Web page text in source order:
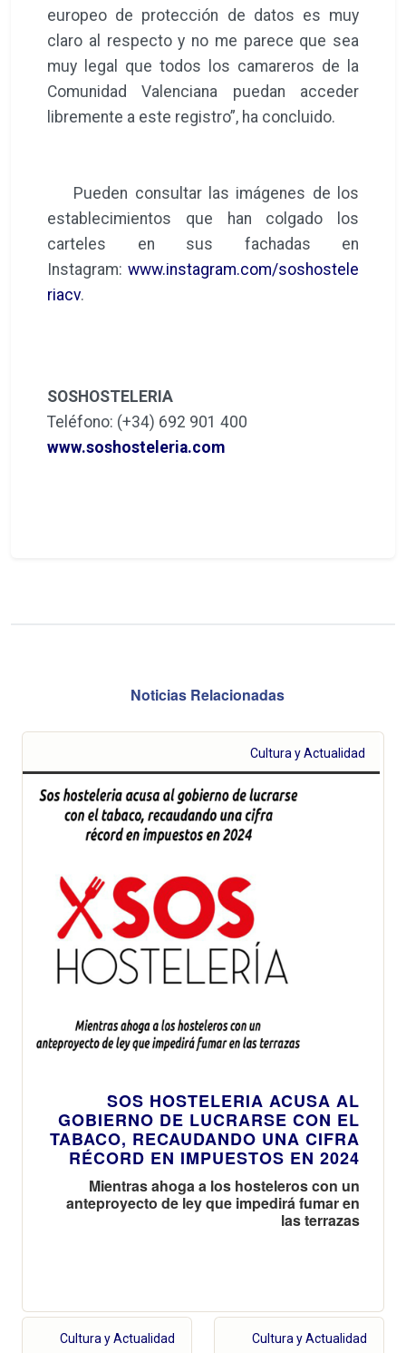
europeo de protección de datos es muy
claro al respecto y no me parece que sea
muy legal que todos los camareros de la
Comunidad Valenciana puedan acceder
libremente a este registro”, ha concluido.
Pueden consultar las imágenes de los
establecimientos que han colgado los
carteles en sus fachadas en
Instagram: www.instagram.com/soshostele
riacv.
SOSHOSTELERIA
Teléfono: (+34) 692 901 400
www.soshosteleria.com
Noticias Relacionadas
Cultura y Actualidad
SOS HOSTELERIA ACUSA AL
GOBIERNO DE LUCRARSE CON EL
TABACO, RECAUDANDO UNA CIFRA
RÉCORD EN IMPUESTOS EN 2024
Mientras ahoga a los hosteleros con un
anteproyecto de ley que impedirá fumar en
las terrazas
Cultura y Actualidad Cultura y Actualidad